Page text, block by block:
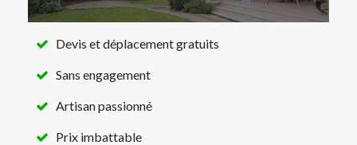
Devis et déplacement gratuits
Sans engagement
Artisan passionné
Prix imbattable